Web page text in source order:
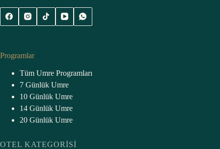
Programlar
Tüm Umre Programları
7 Günlük Umre
10 Günlük Umre
14 Günlük Umre
20 Günlük Umre
OTEL KATEGORISI